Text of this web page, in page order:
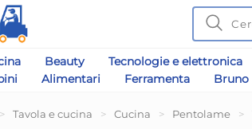
Beauty Tecnologie e elettronica
Alimentari Ferramenta Bruno
> Tavola e cucina > Cucina > Pentolame >